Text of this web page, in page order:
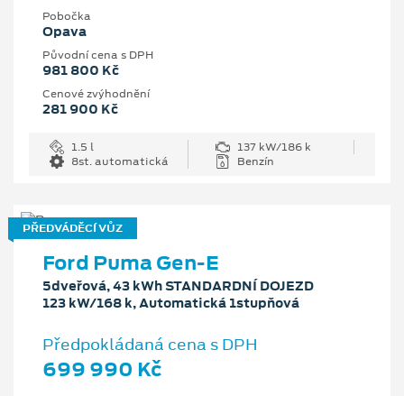
Pobočka
Opava
Původní cena s DPH
981 800 Kč
Cenové zvýhodnění
281 900 Kč
1.5 l
137 kW/186 k
8st. automatická
Benzín
PŘEDVÁDĚCÍ VŮZ
Ford Puma Gen-E
5dveřová, 43 kWh STANDARDNÍ DOJEZD
123 kW/168 k, Automatická 1stupňová
Předpokládaná cena s DPH
699 990 Kč